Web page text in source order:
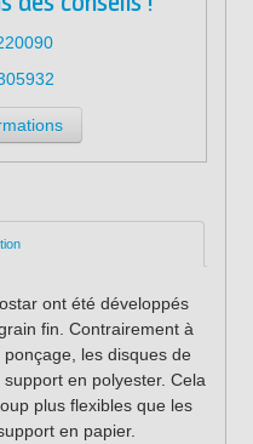
ont été développés
fin. Contrairement à
les disques de
en polyester. Cela
plus flexibles que les
en papier.